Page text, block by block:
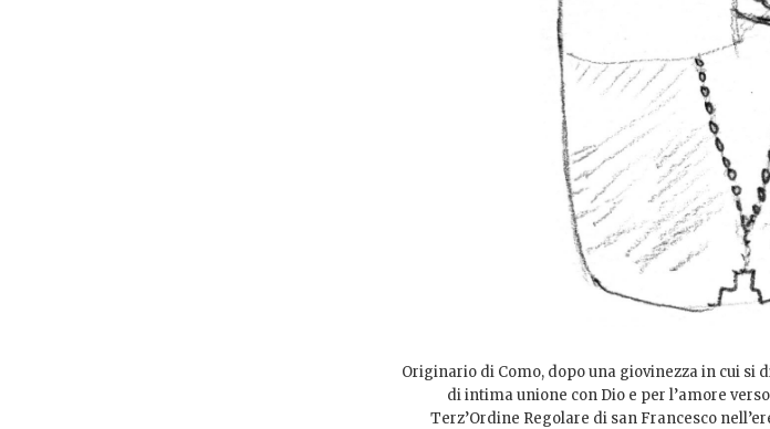
Originario di Como, dopo una giovinezza in cui si
di intima unione con Dio e per l’amore
Terz’Ordine Regolare di san Francesco